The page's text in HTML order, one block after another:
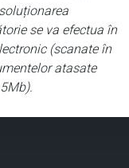
se va efectua în
(scanate în
atasate